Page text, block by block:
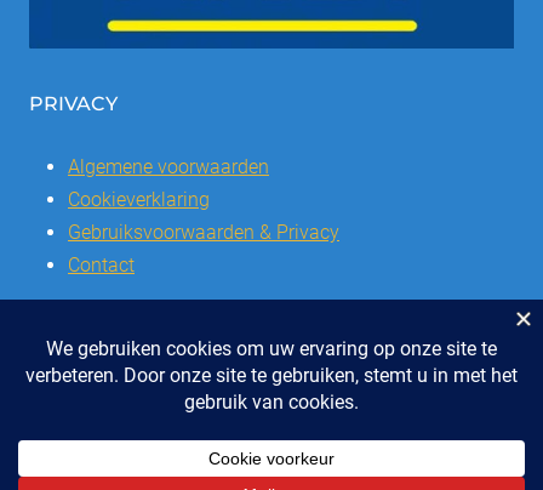
PRIVACY
Algemene voorwaarden
Cookieverklaring
Gebruiksvoorwaarden & Privacy
Contact
© 2026 | Stichting SSCVL | Dorpshuis Het Westhoffhuis: Dorpsstraat
Telefoon: 0318 - 48 2992 | KvK nr: 41047051 | Bank: IBAN: NL47 RABO
0337504016